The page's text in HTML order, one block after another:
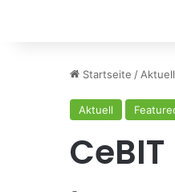
Startseite / Aktuell
Aktuell